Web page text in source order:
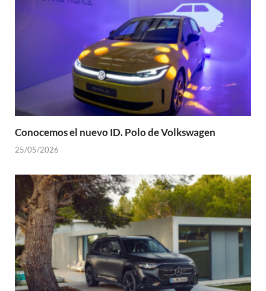
Conocemos el nuevo ID. Polo de Volkswagen
25/05/2026